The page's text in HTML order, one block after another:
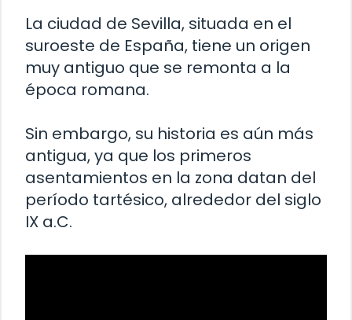
La ciudad de Sevilla, situada en el
suroeste de España, tiene un origen
muy antiguo que se remonta a la
época romana.
Sin embargo, su historia es aún más
antigua, ya que los primeros
asentamientos en la zona datan del
período tartésico, alrededor del siglo
IX a.C.